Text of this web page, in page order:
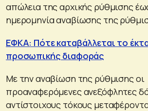
απώλεια της αρχικής ρύθμισης
ημερομηνία αναβίωσης της
ΕΦΚΑ: Πότε καταβάλλεται το
προσωπικής διαφοράς
Με την αναβίωση της ρύθμισης οι
προαναφερόμενες ανεξόφλητες
αντίστοιχους τόκους